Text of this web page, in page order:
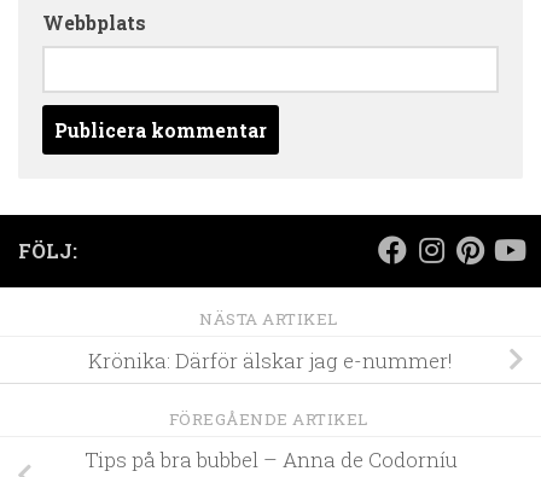
Webbplats
FÖLJ:
NÄSTA ARTIKEL
Krönika: Därför älskar jag e-nummer!
FÖREGÅENDE ARTIKEL
Tips på bra bubbel – Anna de Codorníu